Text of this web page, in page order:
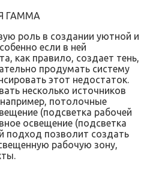
ГАММА
роль в создании уютной и
если в ней
как правило, создает тень,
продумать систему
этот недостаток.
несколько источников
потолочные
(подсветка рабочей
освещение (подсветка
подход позволит создать
рабочую зону,